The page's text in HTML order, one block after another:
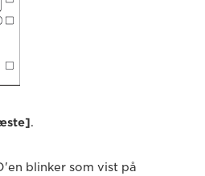
.
blinker som vist på